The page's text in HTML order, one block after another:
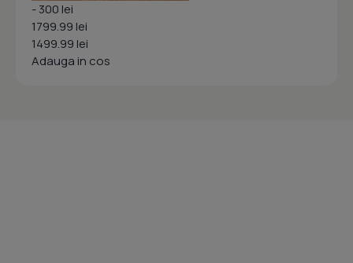
- 300 lei
1799.99 lei
1499.99 lei
Adauga in cos